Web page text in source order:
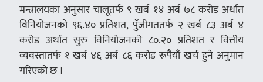
मन्त्रालयका अनुसार चालूतर्फ ९ खर्ब १४ अर्ब ७८ करोड अर्थात
विनियोजनको ९६.४० प्रतिशत, पुँजीगततर्फ २ खर्ब ८३ अर्ब ४
करोड अर्थात सुरु विनियोजनको ८०.२० प्रतिशत र वित्तीय
व्यवस्तातर्फ १ खर्ब ४६ अर्ब ८६ करोड रूपैयाँ खर्च हुने अनुमान
गरिएको छ ।